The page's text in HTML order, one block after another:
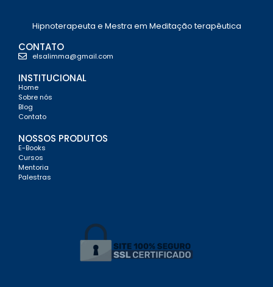
Hipnoterapeuta e Mestra em Meditação terapêutica
CONTATO
elsalimma@gmail.com
INSTITUCIONAL
Home
Sobre nós
Blog
Contato
NOSSOS PRODUTOS
E-Books
Cursos
Mentoria
Palestras